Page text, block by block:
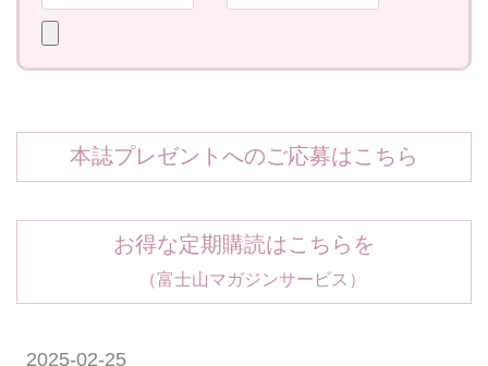
本誌プレゼントへのご応募はこちら
お得な定期購読はこちらを
（富士山マガジンサービス）
2025-02-25